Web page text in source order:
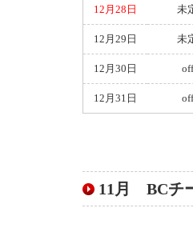
12月28日 未
12月29日 未
12月30日 off
12月31日 off
11月 BCチ